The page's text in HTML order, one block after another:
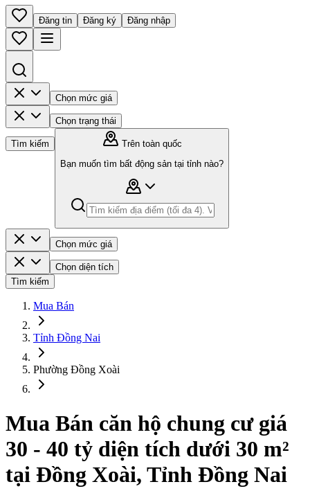
Đăng tin Đăng ký Đăng nhập
Chọn mức giá
Chọn trạng thái
Tìm kiếm
Trên toàn quốc
Bạn muốn tìm bất động sản tại tỉnh nào?
Chọn mức giá
Chọn diện tích
Tìm kiếm
Mua Bán
Tỉnh Đồng Nai
Phường Đồng Xoài
Mua Bán căn hộ chung cư giá
30 - 40 tỷ diện tích dưới 30 m²
tại Đồng Xoài, Tỉnh Đồng Nai